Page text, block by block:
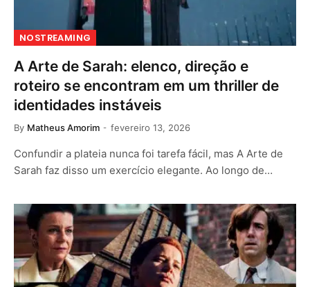
NOSTREAMING
A Arte de Sarah: elenco, direção e
roteiro se encontram em um thriller de
identidades instáveis
By Matheus Amorim fevereiro 13, 2026
Confundir a plateia nunca foi tarefa fácil, mas A Arte de
Sarah faz disso um exercício elegante. Ao longo de…